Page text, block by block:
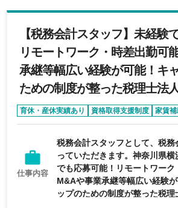
【税務会計スタッフ】未経験
リモートワーク・時差出勤可
承継等幅広い経験が可能！キ
ための制度が整った税理士法人
育休・産休実績あり 資格取得支援制度
家賃補
退職金制度あり
未経験可
仕事内容
税務会計スタッフとして、税
っていただきます。神奈川県
でも応募可能！リモートワーク
M&Aや事業承継等幅広い経験
ップのための制度が整った税理